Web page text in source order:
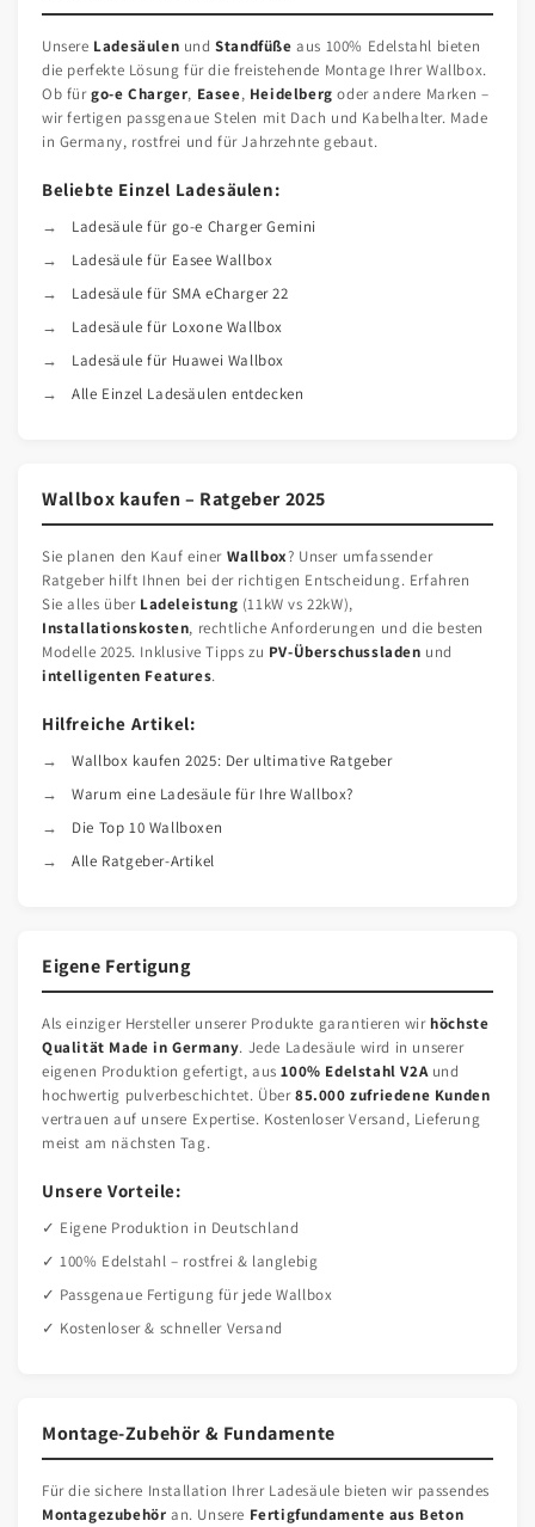
Unsere Ladesäulen undStandfüße aus 100% Edelstahl bieten
die perfekte Lösung für die freistehende Montage Ihrer Wallbox.
Ob fürgo-e Charger, Easee, Heidelberg oder andere Marken –
wir fertigen passgenaue Stelen mit Dach und Kabelhalter. Made
in Germany, rostfrei und für Jahrzehnte gebaut.
Beliebte Einzel Ladesäulen:
Ladesäule für go-e Charger Gemini
Ladesäule für Easee Wallbox
Ladesäule für SMA eCharger 22
Ladesäule für Loxone Wallbox
Ladesäule für Huawei Wallbox
Alle Einzel Ladesäulen entdecken
Wallbox kaufen – Ratgeber 2025
Sie planen den Kauf einer Wallbox? Unser umfassender
Ratgeber hilft Ihnen bei der richtigen Entscheidung. Erfahren
Sie alles über Ladeleistung (11kW vs 22kW),
Installationskosten, rechtliche Anforderungen und die besten
Modelle 2025. Inklusive Tipps zu PV-Überschussladen und
intelligenten Features.
Hilfreiche Artikel:
Wallbox kaufen 2025: Der ultimative Ratgeber
Warum eine Ladesäule für Ihre Wallbox?
Die Top 10 Wallboxen
Alle Ratgeber-Artikel
Eigene Fertigung
Als einziger Hersteller unserer Produkte garantieren wirhöchste
Qualität Made in Germany. Jede Ladesäule wird in unserer
eigenen Produktion gefertigt, aus100% Edelstahl V2Aund
hochwertig pulverbeschichtet. Über85.000 zufriedene Kunden
vertrauen auf unsere Expertise. Kostenloser Versand, Lieferung
meist am nächsten Tag.
Unsere Vorteile:
✓ Eigene Produktion in Deutschland
✓ 100% Edelstahl – rostfrei & langlebig
✓ Passgenaue Fertigung für jede Wallbox
✓ Kostenloser & schneller Versand
Montage-Zubehör & Fundamente
Für die sichere Installation Ihrer Ladesäule bieten wir passendes
Montagezubehör an. Unsere Fertigfundamente aus Beton